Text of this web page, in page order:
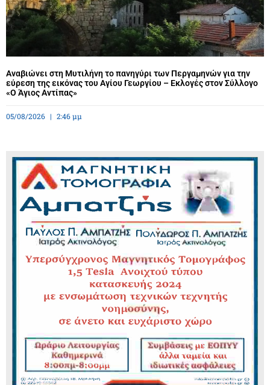
Αναβιώνει στη Μυτιλήνη το πανηγύρι των Περγαμηνών για την
εύρεση της εικόνας του Αγίου Γεωργίου – Εκλογές στον Σύλλογο
«Ο Άγιος Αντίπας»
05/08/2026 2:46 μμ